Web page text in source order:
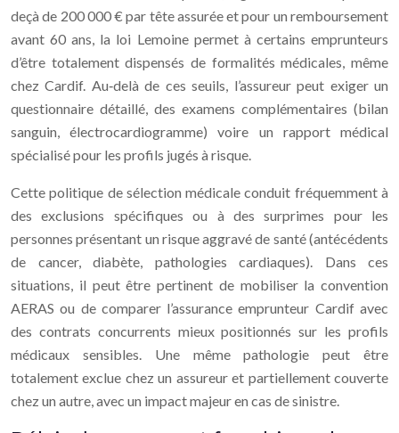
deçà de 200 000 € par tête assurée et pour un remboursement
avant 60 ans, la loi Lemoine permet à certains emprunteurs
d’être totalement dispensés de formalités médicales, même
chez Cardif. Au‑delà de ces seuils, l’assureur peut exiger un
questionnaire détaillé, des examens complémentaires (bilan
sanguin, électrocardiogramme) voire un rapport médical
spécialisé pour les profils jugés à risque.
Cette politique de sélection médicale conduit fréquemment à
des exclusions spécifiques ou à des surprimes pour les
personnes présentant un risque aggravé de santé (antécédents
de cancer, diabète, pathologies cardiaques). Dans ces
situations, il peut être pertinent de mobiliser la convention
AERAS ou de comparer l’assurance emprunteur Cardif avec
des contrats concurrents mieux positionnés sur les profils
médicaux sensibles. Une même pathologie peut être
totalement exclue chez un assureur et partiellement couverte
chez un autre, avec un impact majeur en cas de sinistre.